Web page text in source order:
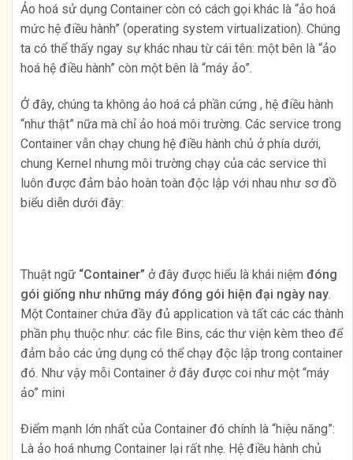
Ảo hoá sử dụng Container còn có cách gọi khác là “ảo hoá
mức hệ điều hành” (operating system virtualization). Chúng
ta có thể thấy ngay sự khác nhau từ cái tên: một bên là “ảo
hoá hệ điều hành” còn một bên là “máy ảo”.
Ở đây, chúng ta không ảo hoá cả phần cứng , hệ điều hành
“như thật” nữa mà chỉ ảo hoá môi trường. Các service trong
Container vẫn chạy chung hệ điều hành chủ ở phía dưới,
chung Kernel nhưng môi trường chạy của các service thì
luôn được đảm bảo hoàn toàn độc lập với nhau như sơ đồ
biểu diễn dưới đây:
Thuật ngữ “Container” ở đây được hiểu là khái niệm đóng
gói giống như những máy đóng gói hiện đại ngày nay.
Một Container chứa đầy đủ application và tất các các thành
phần phụ thuộc như: các file Bins, các thư viện kèm theo để
đảm bảo các ứng dụng có thể chạy độc lập trong container
đó. Như vậy mỗi Container ở đây được coi như một “máy
ảo” mini
Điểm mạnh lớn nhất của Container đó chính là “hiệu năng”:
Là ảo hoá nhưng Container lại rất nhẹ. Hệ điều hành chủ